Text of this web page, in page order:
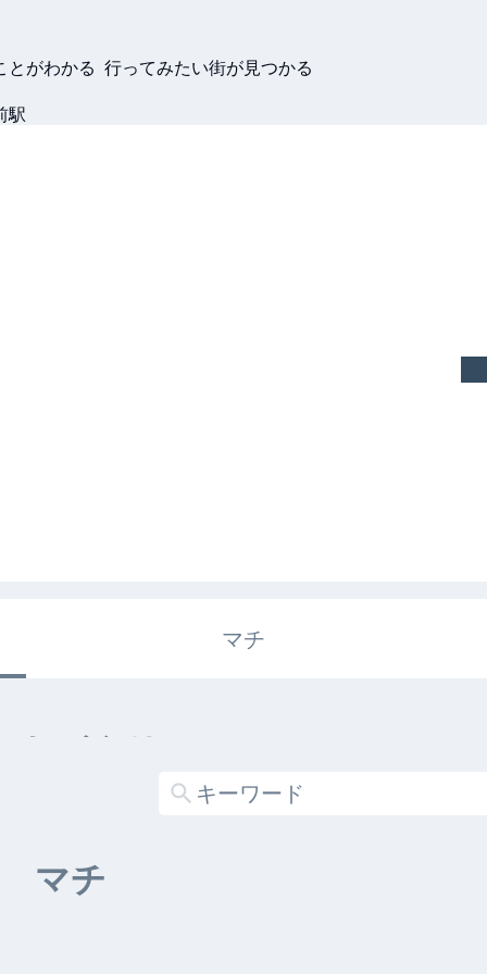
とがわかる 行ってみたい街が見つかる
駅
マチ
キガタリ
マチ